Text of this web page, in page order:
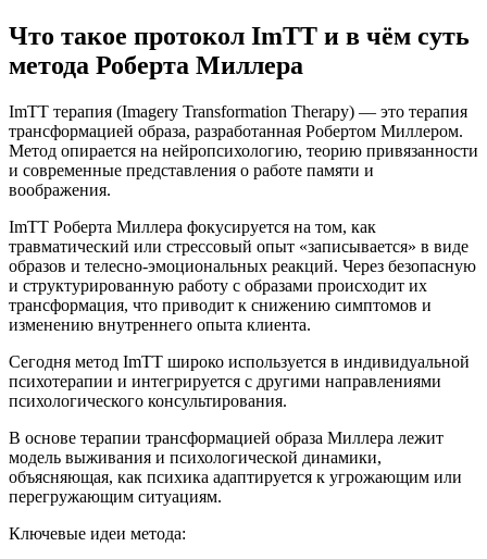
Что такое протокол ImTT и в чём суть
метода Роберта Миллера
ImTT терапия (Imagery Transformation Therapy) — это терапия
трансформацией образа, разработанная Робертом Миллером.
Метод опирается на нейропсихологию, теорию привязанности
и современные представления о работе памяти и
воображения.
ImTT Роберта Миллера фокусируется на том, как
травматический или стрессовый опыт «записывается» в виде
образов и телесно-эмоциональных реакций. Через безопасную
и структурированную работу с образами происходит их
трансформация, что приводит к снижению симптомов и
изменению внутреннего опыта клиента.
Сегодня метод ImTT широко используется в индивидуальной
психотерапии и интегрируется с другими направлениями
психологического консультирования.
В основе терапии трансформацией образа Миллера лежит
модель выживания и психологической динамики,
объясняющая, как психика адаптируется к угрожающим или
перегружающим ситуациям.
Ключевые идеи метода: